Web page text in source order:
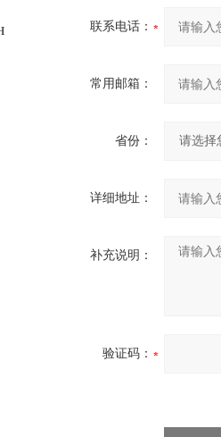
联系电话：
常用邮箱：
省份：
详细地址：
补充说明：
验证码：